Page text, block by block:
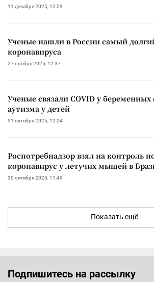
11 декабря 2025, 12:59
Ученые нашли в России самый
коронавируса
27 ноября 2025, 12:37
Ученые связали COVID у беременных
аутизма у детей
31 октября 2025, 12:24
Роспотребнадзор взял на контроль
коронавирус у летучих мышей в
30 октября 2025, 11:49
Показать ещё
Подпишитесь на рассылку